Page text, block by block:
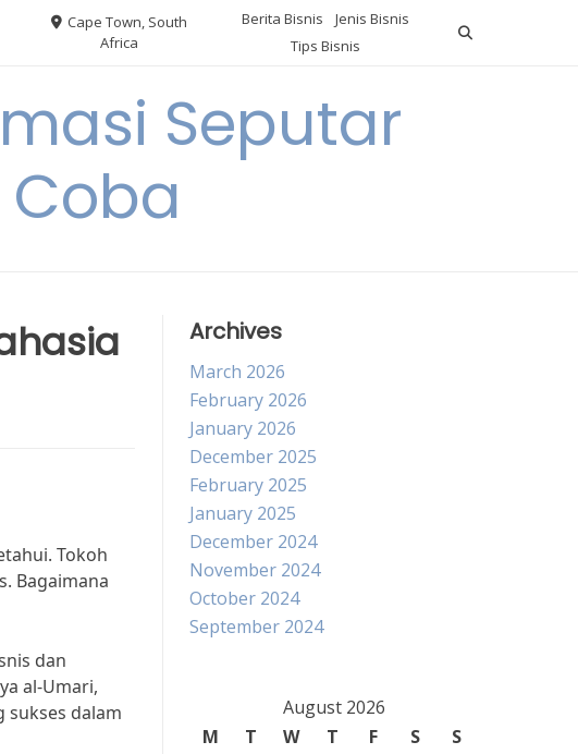
Cape Town, South
Africa
Berita Bisnis
Jenis Bisnis
Tips Bisnis
Seputar
Coba
Tokoh
Bagaimana
dan
al-Umari,
sukses dalam
Archives
March 2026
February 2026
January 2026
December 2025
February 2025
January 2025
December 2024
November 2024
October 2024
September 2024
August 2026
M
T W T F S
S